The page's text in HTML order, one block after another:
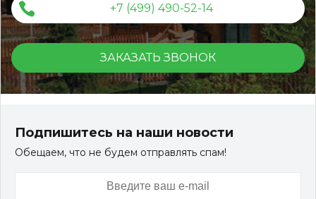
150*25*3000 мм
+7 (499) 490-52-14
ЗАКАЗАТЬ ЗВОНОК
Подпишитесь на наши новости
Обещаем, что не будем отправлять спам!